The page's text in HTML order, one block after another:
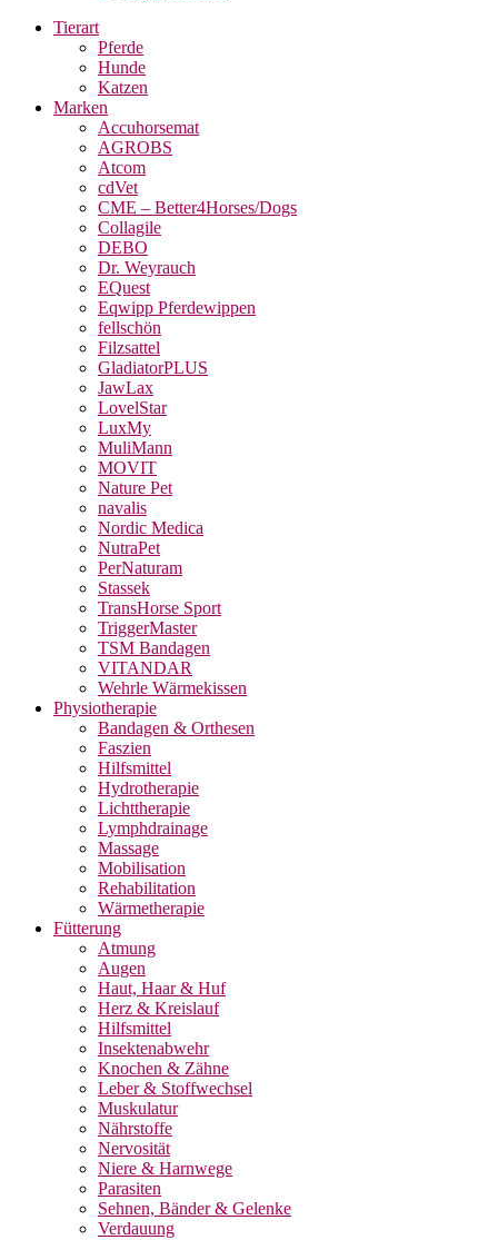
Tierart
Pferde
Hunde
Katzen
Marken
Accuhorsemat
AGROBS
Atcom
cdVet
CME – Better4Horses/Dogs
Collagile
DEBO
Dr. Weyrauch
EQuest
Eqwipp Pferdewippen
fellschön
Filzsattel
GladiatorPLUS
JawLax
LovelStar
LuxMy
MuliMann
MOVIT
Nature Pet
navalis
Nordic Medica
NutraPet
PerNaturam
Stassek
TransHorse Sport
TriggerMaster
TSM Bandagen
VITANDAR
Wehrle Wärmekissen
Physiotherapie
Bandagen & Orthesen
Faszien
Hilfsmittel
Hydrotherapie
Lichttherapie
Lymphdrainage
Massage
Mobilisation
Rehabilitation
Wärmetherapie
Fütterung
Atmung
Augen
Haut, Haar & Huf
Herz & Kreislauf
Hilfsmittel
Insektenabwehr
Knochen & Zähne
Leber & Stoffwechsel
Muskulatur
Nährstoffe
Nervosität
Niere & Harnwege
Parasiten
Sehnen, Bänder & Gelenke
Verdauung